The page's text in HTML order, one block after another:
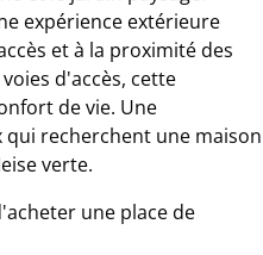
expérience extérieure
et à la proximité des
d'accès, cette
de vie. Une
recherchent une maison
verte.
une place de